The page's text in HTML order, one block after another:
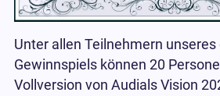
Unter allen Teilnehmern unseres
Gewinnspiels können 20
Vollversion von Audials Vision